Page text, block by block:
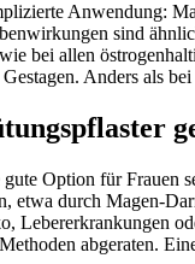
Anwendung:
sind
bei allen
Anders als
Option für Frauen
etwa durch Magen-
Lebererkrankungen
abgeraten.